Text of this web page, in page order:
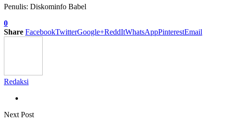
Penulis: Diskominfo Babel
0
Share FacebookTwitterGoogle+ReddItWhatsAppPinterestEmail
Redaksi
Next Post